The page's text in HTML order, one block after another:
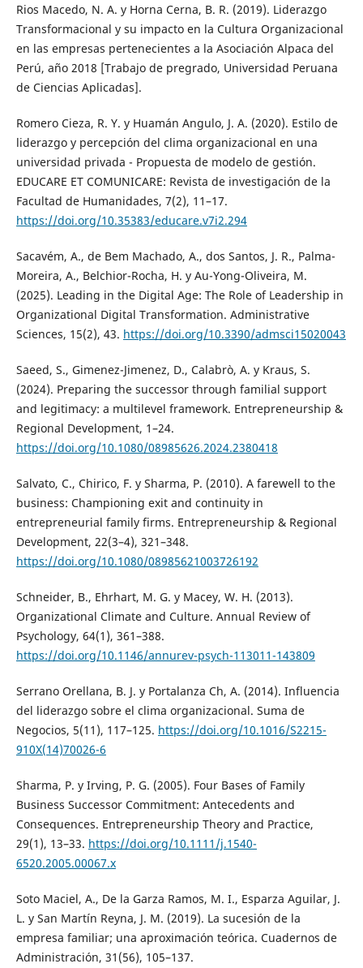
Rios Macedo, N. A. y Horna Cerna, B. R. (2019). Liderazgo
Transformacional y su impacto en la Cultura Organizacional
en las empresas pertenecientes a la Asociación Alpaca del
Perú, año 2018 [Trabajo de pregrado, Universidad Peruana
de Ciencias Aplicadas].
Romero Cieza, R. Y. y Huamán Angulo, J. A. (2020). Estilo de
liderazgo y percepción del clima organizacional en una
universidad privada - Propuesta de modelo de gestión.
EDUCARE ET COMUNICARE: Revista de investigación de la
Facultad de Humanidades, 7(2), 11–17.
https://doi.org/10.35383/educare.v7i2.294
Sacavém, A., de Bem Machado, A., dos Santos, J. R., Palma-
Moreira, A., Belchior-Rocha, H. y Au-Yong-Oliveira, M.
(2025). Leading in the Digital Age: The Role of Leadership in
Organizational Digital Transformation. Administrative
Sciences, 15(2), 43. https://doi.org/10.3390/admsci15020043
Saeed, S., Gimenez-Jimenez, D., Calabrò, A. y Kraus, S.
(2024). Preparing the successor through familial support
and legitimacy: a multilevel framework. Entrepreneurship &
Regional Development, 1–24.
https://doi.org/10.1080/08985626.2024.2380418
Salvato, C., Chirico, F. y Sharma, P. (2010). A farewell to the
business: Championing exit and continuity in
entrepreneurial family firms. Entrepreneurship & Regional
Development, 22(3–4), 321–348.
https://doi.org/10.1080/08985621003726192
Schneider, B., Ehrhart, M. G. y Macey, W. H. (2013).
Organizational Climate and Culture. Annual Review of
Psychology, 64(1), 361–388.
https://doi.org/10.1146/annurev-psych-113011-143809
Serrano Orellana, B. J. y Portalanza Ch, A. (2014). Influencia
del liderazgo sobre el clima organizacional. Suma de
Negocios, 5(11), 117–125. https://doi.org/10.1016/S2215-
910X(14)70026-6
Sharma, P. y Irving, P. G. (2005). Four Bases of Family
Business Successor Commitment: Antecedents and
Consequences. Entrepreneurship Theory and Practice,
29(1), 13–33. https://doi.org/10.1111/j.1540-
6520.2005.00067.x
Soto Maciel, A., De la Garza Ramos, M. I., Esparza Aguilar, J.
L. y San Martín Reyna, J. M. (2019). La sucesión de la
empresa familiar; una aproximación teórica. Cuadernos de
Administración, 31(56), 105–137.